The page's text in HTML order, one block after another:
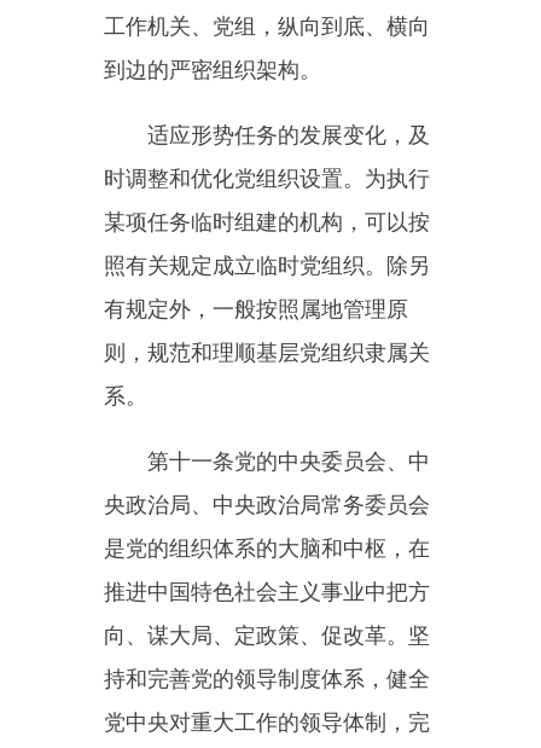
履行把方向、管大局、作决策、保
落实职责。坚持和完善党的地方组
机制，增强整体功能，提高领导水
平，把党的地方组织建设成为坚决
听从党中央指挥、管理严格、监督
第十三条党的基层组织是党在
社会基层组织中的战斗堡垒，是党
大抓基层的鲜明导向，以提升组织
力为重点，大力加强企业、农村、
机关、学校、医院、科研院所、街
道社区、社会组织等基层党组织建
新，增强党组织政治功能，选优配
强党组织带头人，把各领域党的基
层组织建设成为宣传党的主张、贯